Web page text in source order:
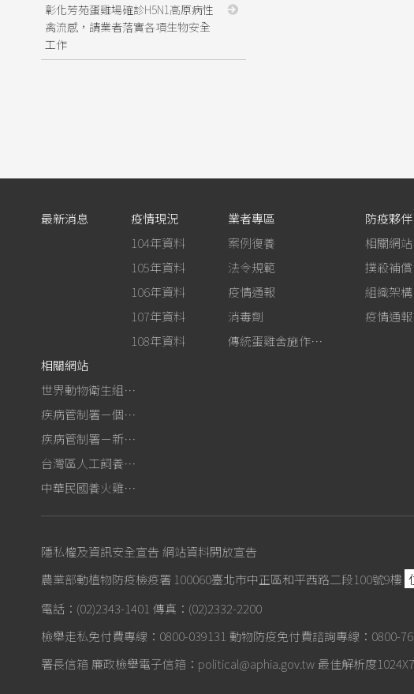
彰化芳苑蛋雞場確診H5N1高原病性
禽流感，請業者落實各項生物安全
工作
最新消息
疫情現況
104年資料
105年資料
106年資料
107年資料
108年資料
業者專區
案例復養
法令規範
疫情通報
消毒劑
傳統蛋雞舍施作生石灰消毒
防疫夥伴
相關網站
撲殺補償
組織架構
疫情通報
相關網站
世界動物衛生組織－禽流感網站
疾病管制署－個人防護裝備使用建議
疾病管制署－新型A型流感專區
台灣區人工飼養鴕鳥協會
中華民國養火雞協會
隱私權及資訊安全宣告 網站資料開放宣告
農業部動植物防疫檢疫署 100060臺北市中正區和平西路二段100號9樓
電話：(02)2343-1401 傳真：(02)2332-2200
檢舉走私免付費專線：0800-039131 動物防疫免付費諮詢專線：0800-
署長信箱 廉政檢舉電子信箱：political@aphia.gov.tw 最佳解析度